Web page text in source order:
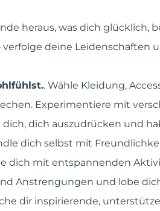
heraus, was dich glücklich,
deine Leidenschaften
. Wähle Kleidung,
Experimentiere mit
dich auszudrücken und
dich selbst mit
dich mit entspannenden
Anstrengungen und lobe
dir inspirierende,